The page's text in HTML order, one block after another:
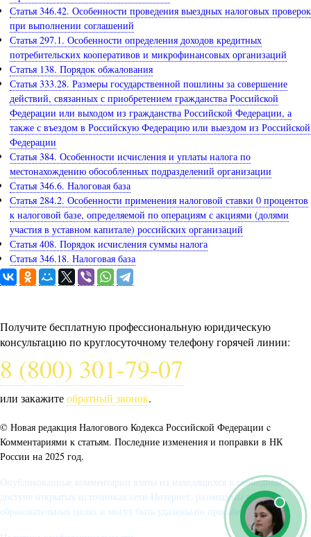
Статья 346.42. Особенности проведения выездных налоговых проверок
при выполнении соглашений
Статья 297.1. Особенности определения доходов кредитных
потребительских кооперативов и микрофинансовых организаций
Статья 138. Порядок обжалования
Статья 333.28. Размеры государственной пошлины за совершение
действий, связанных с приобретением гражданства Российской
Федерации или выходом из гражданства Российской Федерации, а
также с въездом в Российскую Федерацию или выездом из Российской
Федерации
Статья 384. Особенности исчисления и уплаты налога по
местонахождению обособленных подразделений организации
Статья 346.6. Налоговая база
Статья 284.2. Особенности применения налоговой ставки 0 процентов
к налоговой базе, определяемой по операциям с акциями (долями
участия в уставном капитале) российских организаций
Статья 408. Порядок исчисления суммы налога
Статья 346.18. Налоговая база
Получите бесплатную профессиональную юридическую
консультацию по круглосуточному телефону горячей линии:
8 (800) 301-79-07
или закажитеобратный звонок.
© Новая редакция Налогового Кодекса Российской Федерации c
Комментариями к статьям. Последние изменения и поправки в НК
России на 2025 год.
Опубликованные комментарии взяты из находящихся в свободном
доступе открытых источниках сети Интернет, размещены в
образовательных целях и могут быть удалены по просьбе автора.